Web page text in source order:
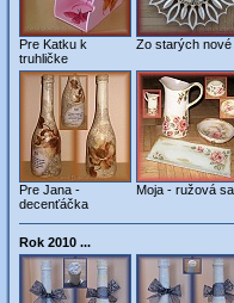
Pre Katku k
truhličke
Zo starých nové
Pre Jana -
decenťáčka
Moja - ružová
Rok 2010 ...